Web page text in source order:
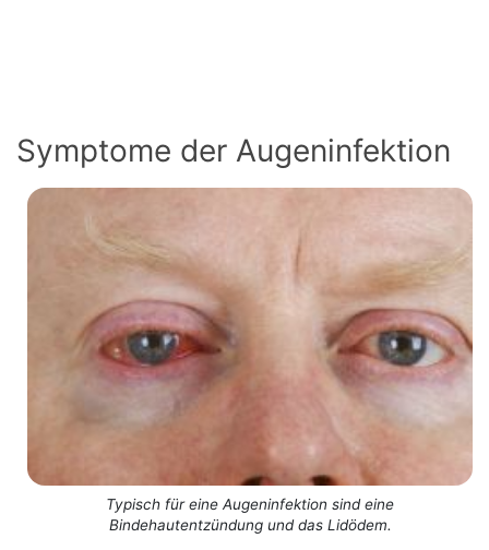
Symptome der Augeninfektion
Typisch für eine Augeninfektion sind eine
Bindehautentzündung und das Lidödem.